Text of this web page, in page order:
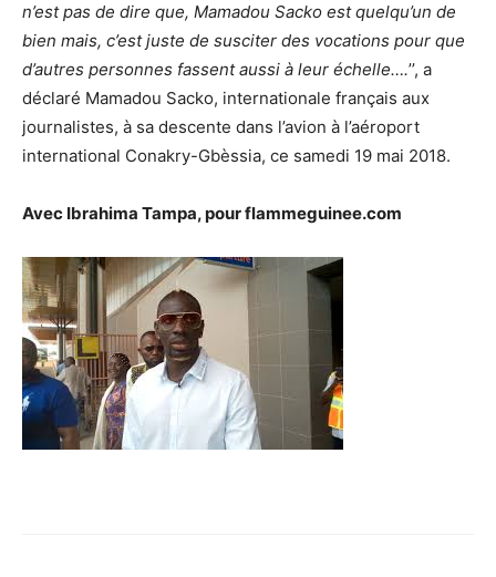
n’est pas de dire que, Mamadou Sacko est quelqu’un de
bien mais, c’est juste de susciter des vocations pour que
d’autres personnes fassent aussi à leur échelle….’’, a
déclaré Mamadou Sacko, internationale français aux
journalistes, à sa descente dans l’avion à l’aéroport
international Conakry-Gbèssia, ce samedi 19 mai 2018.
Avec Ibrahima Tampa, pour flammeguinee.com